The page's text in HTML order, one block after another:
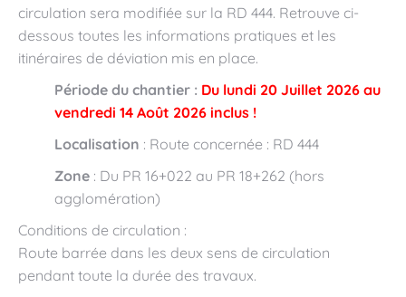
circulation sera modifiée sur la RD 444. Retrouve ci-
dessous toutes les informations pratiques et les
itinéraires de déviation mis en place.
Période du chantier : Du lundi 20 Juillet 2026 au
vendredi 14 Août 2026 inclus !
Localisation : Route concernée : RD 444
Zone : Du PR 16+022 au PR 18+262 (hors
agglomération)
Conditions de circulation :
Route barrée dans les deux sens de circulation
pendant toute la durée des travaux.